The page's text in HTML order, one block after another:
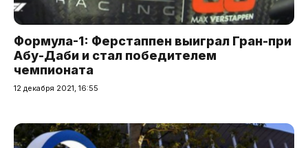
Формула-1: Ферстаппен выиграл Гран-при
Абу-Даби и стал победителем
чемпионата
12 декабря 2021, 16:55